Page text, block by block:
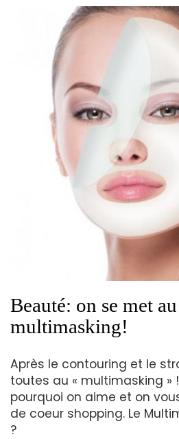
Beauté: on se met au
multimasking!
Après le contouring et le
toutes au « multimasking »
pourquoi on aime et on
de coeur shopping. Le
?